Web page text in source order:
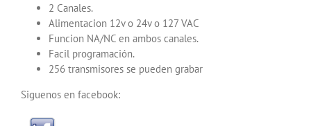
2 Canales.
Alimentacion 12v o 24v o 127 VAC
Funcion NA/NC en ambos canales.
Facil programación.
256 transmisores se pueden grabar
Siguenos en facebook: